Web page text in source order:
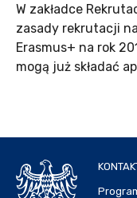
W zakładce
zasady rekrutacji
Erasmus+ na rok
mogą już składać